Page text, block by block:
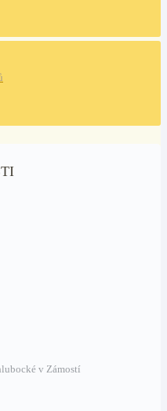
v Zámostí